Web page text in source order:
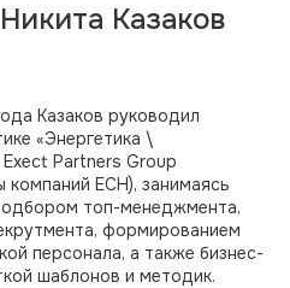
Казаков
Казаков руководил
«Энергетика \
Partners Group
компаний ЕСН), занимаясь
топ-менеджмента,
формированием
персонала, а также бизнес-
шаблонов и методик.